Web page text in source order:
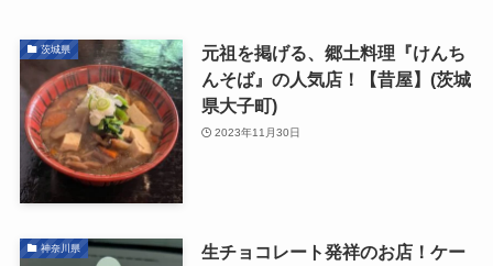
茨城県
元祖を掲げる、郷土料理『けんち
んそば』の人気店！【昔屋】(茨城
県大子町)
2023年11月30日
神奈川県
生チョコレート発祥のお店！ケー